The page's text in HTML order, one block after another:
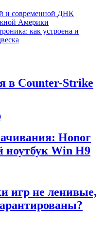
и современной ДНК
Америки
как устроена и
в Counter-Strike
Honor
ноутбук Win H9
игр не ленивые,